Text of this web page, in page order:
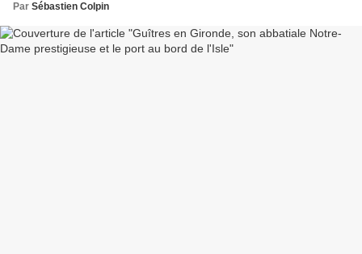
Par Sébastien Colpin